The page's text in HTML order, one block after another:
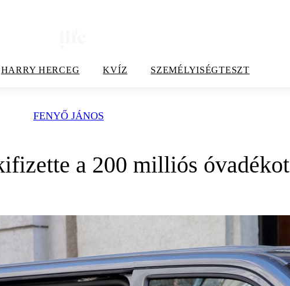
HARRY HERCEG KVÍZ SZEMÉLYISÉGTESZT
FENYŐ JÁNOS
a 200 milliós óvadékot